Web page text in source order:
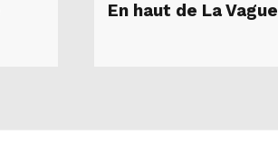
En haut de La Vague